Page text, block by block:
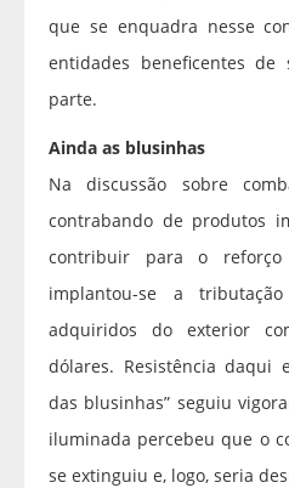
que se enquadra nesse
entidades beneficentes de
parte.
Ainda as blusinhas
Na discussão sobre
contrabando de produtos
contribuir para o
implantou-se a
adquiridos do exterior
dólares. Resistência daqui
das blusinhas” seguiu
iluminada percebeu que o
se extinguiu e, logo, seria